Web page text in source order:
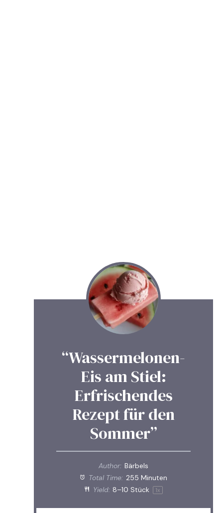
“Wassermelonen-
Eis am Stiel:
Erfrischendes
Rezept für den
Sommer”
Author: Bärbels
Total Time: 255 Minuten
Yield: 8–10 Stück 1x